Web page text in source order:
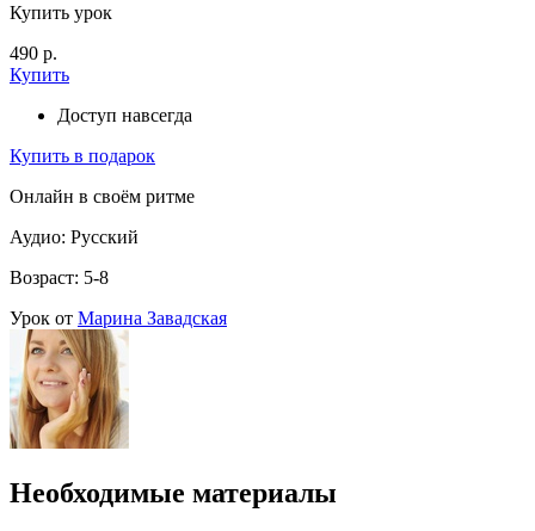
Купить урок
490 р.
Купить
Доступ навсегда
Купить в подарок
Онлайн в своём ритме
Аудио: Русский
Возраст: 5-8
Урок от Марина Завадская
Необходимые материалы